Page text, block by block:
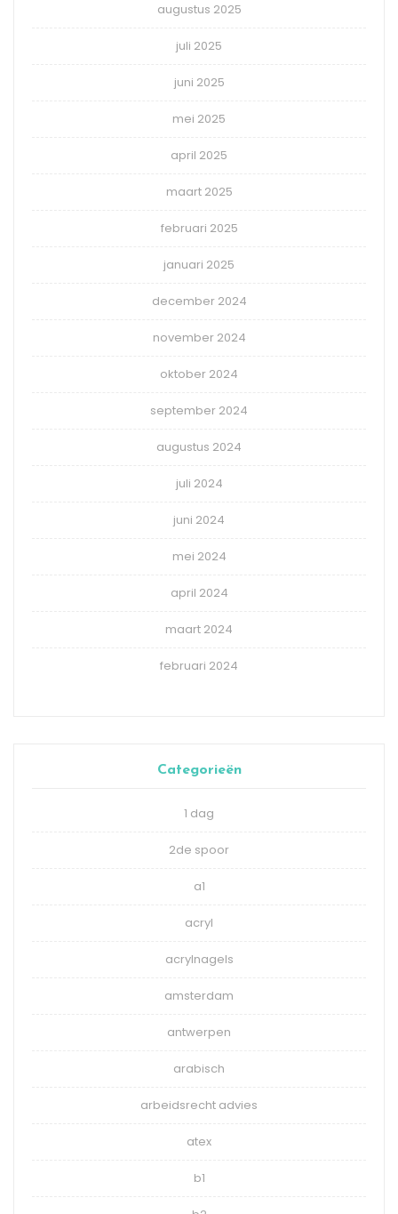
augustus 2025
juli 2025
juni 2025
mei 2025
april 2025
maart 2025
februari 2025
januari 2025
december 2024
november 2024
oktober 2024
september 2024
augustus 2024
juli 2024
juni 2024
mei 2024
april 2024
maart 2024
februari 2024
Categorieën
1 dag
2de spoor
a1
acryl
acrylnagels
amsterdam
antwerpen
arabisch
arbeidsrecht advies
atex
b1